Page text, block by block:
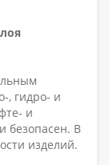
, гидро- и
и
безопасен. В
изделий.